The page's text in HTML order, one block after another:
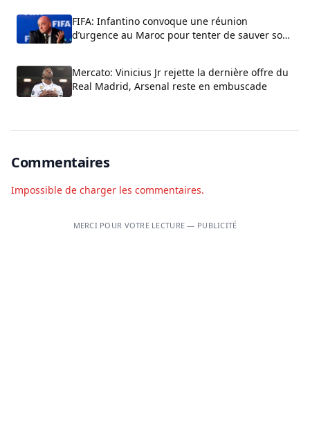
FIFA: Infantino convoque une réunion
d’urgence au Maroc pour tenter de sauver son
Mercato: Vinicius Jr rejette la dernière offre du
Real Madrid, Arsenal reste en embuscade
Commentaires
Impossible de charger les commentaires.
MERCI POUR VOTRE LECTURE — PUBLICITÉ